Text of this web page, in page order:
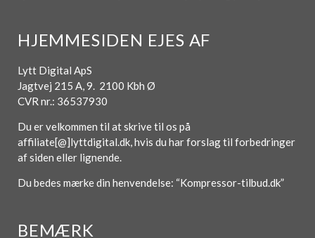
HJEMMESIDEN EJES AF
Lytt Digital ApS
Jagtvej 215 A, 9. 2100 Kbh Ø
CVR nr.: 36537930
Du er velkommen til at skrive til os på
affiliate[@]lyttdigital.dk, hvis du har forslag til forbedringer
af siden eller lignende.
Du bedes mærke din henvendelse: “Kompressor-tilbud.dk”
BEMÆRK